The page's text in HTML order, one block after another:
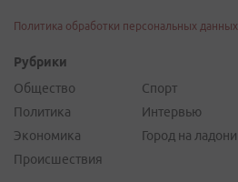
Политика обработки персональных данных
Рубрики
Общество
Политика
Экономика
Происшествия
Спорт
Интервью
Город на ладони